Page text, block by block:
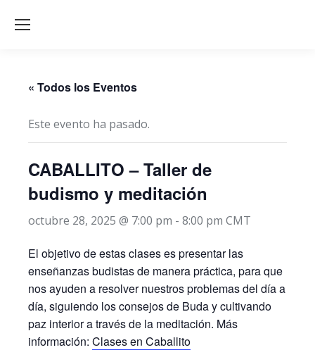
« Todos los Eventos
Este evento ha pasado.
CABALLITO – Taller de
budismo y meditación
octubre 28, 2025 @ 7:00 pm - 8:00 pm CMT
El objetivo de estas clases es presentar las
enseñanzas budistas de manera práctica, para que
nos ayuden a resolver nuestros problemas del día a
día, siguiendo los consejos de Buda y cultivando
paz interior a través de la meditación. Más
información: Clases en Caballito